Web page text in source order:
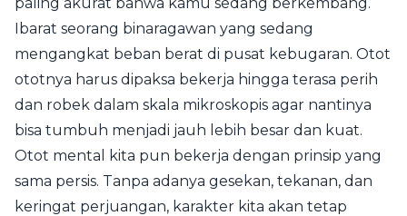
Ibarat seorang binaragawan yang sedang
mengangkat beban berat di pusat kebugaran. Otot
ototnya harus dipaksa bekerja hingga terasa perih
dan robek dalam skala mikroskopis agar nantinya
bisa tumbuh menjadi jauh lebih besar dan kuat.
Otot mental kita pun bekerja dengan prinsip yang
sama persis. Tanpa adanya gesekan, tekanan, dan
keringat perjuangan, karakter kita akan tetap